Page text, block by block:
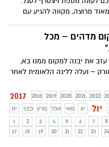
מרוצה, מקווה להגיע עם
מדהים – מכל
את יבנה למקום ממנו בא,
– ועלה לליגה הלאומית לאחר
יחזקאל מאוד רצה אותי
זה היה בליגה א', הייתי נשאר
2017 2018 2019 2020 2021 2022
ינו
פבר מרץ אפר מאי יונ יול
1
2 3 4 5 6 7 8
17
18 19 20 21 22 23 24